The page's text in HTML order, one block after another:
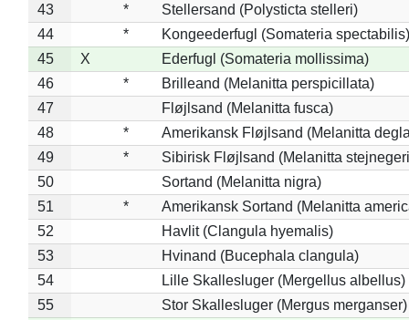
43
*
Stellersand (Polysticta stelleri)
44
*
Kongeederfugl (Somateria spectabilis)
45
X
Ederfugl (Somateria mollissima)
46
*
Brilleand (Melanitta perspicillata)
47
Fløjlsand (Melanitta fusca)
48
*
Amerikansk Fløjlsand (Melanitta
49
*
Sibirisk Fløjlsand (Melanitta
50
Sortand (Melanitta nigra)
51
*
Amerikansk Sortand (Melanitta
52
Havlit (Clangula hyemalis)
53
Hvinand (Bucephala clangula)
54
Lille Skallesluger (Mergellus albellus)
55
Stor Skallesluger (Mergus merganser)